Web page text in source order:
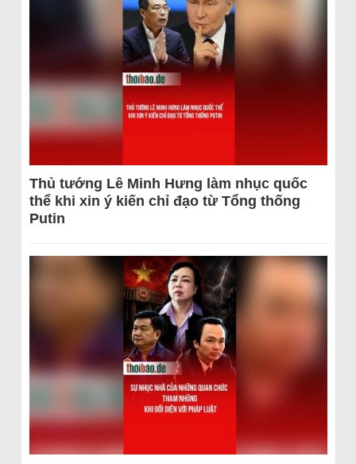
Thủ tướng Lê Minh Hưng làm nhục quốc
thể khi xin ý kiến chỉ đạo từ Tổng thống
Putin